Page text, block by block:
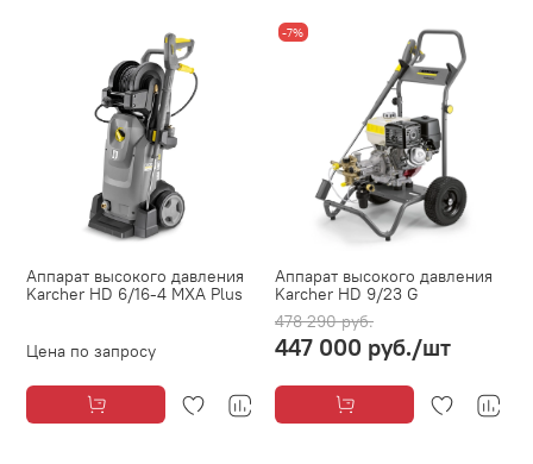
Аппарат высокого давления
Karcher HD 6/16-4 MXA Plus
Цена по запросу
-7%
Аппарат высокого давления
Karcher HD 9/23 G
478 290 руб.
447 000 руб./шт